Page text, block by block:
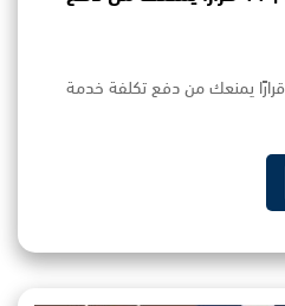
صيانة مكيفات عجمان | 11 قرارًا يمنعك من دفع تكلفة خدمة